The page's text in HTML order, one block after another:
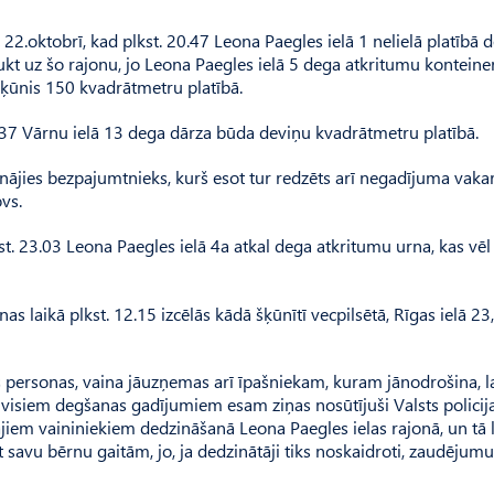
kad plkst. 20.47 Leona Paegles ielā 1 nelielā platībā
uz šo rajonu, jo Leona Paegles ielā 5 dega atkritumu
150 kvadrātmetru platībā.
Vārnu ielā 13 dega dārza būda deviņu kvadrātmetru platībā.
bezpajumtnieks, kurš esot tur redzēts arī negadījuma
23.03 Leona Paegles ielā 4a atkal dega atkritumu urna, kas
laikā plkst. 12.15 izcēlās kādā šķūnītī vecpilsētā, Rīgas ielā
personas, vaina jāuzņemas arī īpašniekam, kuram jānodrošina,
degšanas gadījumiem esam ziņas nosūtījuši Valsts
vaininiekiem dedzināšanā Leona Paegles ielas rajonā, un
bērnu gaitām, jo, ja dedzinātāji tiks noskaidroti,